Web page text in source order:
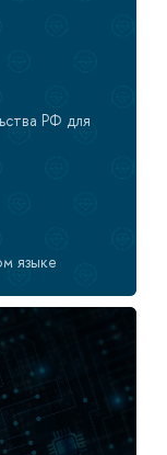
РФ для
языке